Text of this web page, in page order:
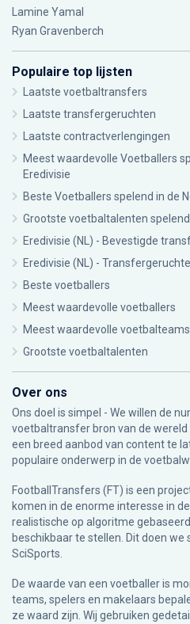
Lamine Yamal
Ryan Gravenberch
Populaire top lijsten
Laatste voetbaltransfers
Laatste transfergeruchten
Laatste contractverlengingen
Meest waardevolle Voetballers
Eredivisie
Beste Voetballers spelend in de
Grootste voetbaltalenten
Eredivisie (NL) - Bevestigde
Eredivisie (NL) -
Beste voetballers
Meest waardevolle voetballers
Meest waardevolle voetbalteams
Grootste voetbaltalenten
Over ons
Ons doel is simpel - We willen de
voetbaltransfer bron van de
een breed aanbod van content te
populaire onderwerp in de
FootballTransfers (FT) is een
komen in de enorme interesse in
realistische op algoritme
beschikbaar te stellen. Dit doen
SciSports
De waarde van een voetballer is
teams, spelers en makelaars
ze waard zijn. Wij gebruiken